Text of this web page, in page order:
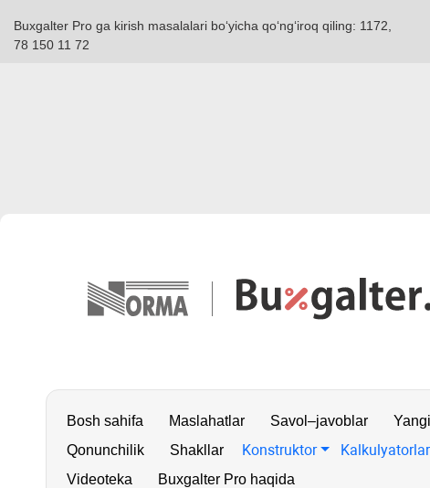
Buxgalter Pro ga kirish masalalari boʻyicha qoʻngʻiroq qiling: 1172,
78 150 11 72
Bosh sahifa Maslahatlar Savol–javoblar
Qonunchilik
Shakllar Konstruktor Kalkulyatorlar
Videoteka Buxgalter Pro haqida